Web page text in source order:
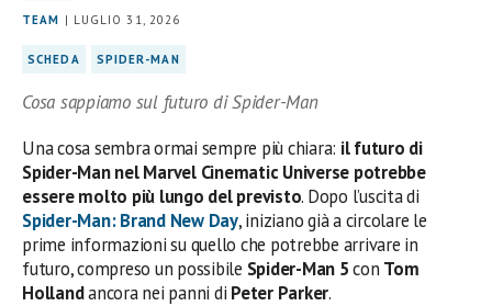
TEAM | LUGLIO 31, 2026
SCHEDA SPIDER-MAN
Cosa sappiamo sul futuro di Spider-Man
Una cosa sembra ormai sempre più chiara: il futuro di
Spider-Man nel Marvel Cinematic Universe potrebbe
essere molto più lungo del previsto. Dopo l’uscita di
Spider-Man: Brand New Day, iniziano già a circolare le
prime informazioni su quello che potrebbe arrivare in
futuro, compreso un possibile Spider-Man 5con Tom
Hollandancora nei panni di Peter Parker.